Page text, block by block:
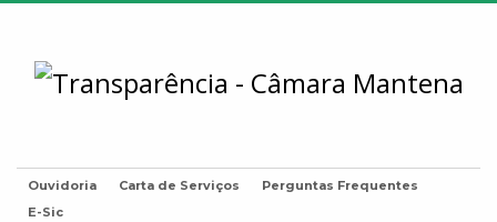
Ouvidoria Carta de Serviços
Perguntas Frequentes
E-Sic